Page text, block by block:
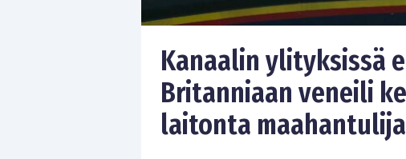
Kanaalin ylityksissä
Britanniaan veneili
laitonta